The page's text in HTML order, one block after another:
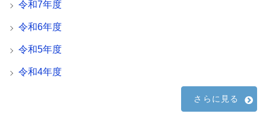
令和7年度
令和6年度
令和5年度
令和4年度
さらに見る